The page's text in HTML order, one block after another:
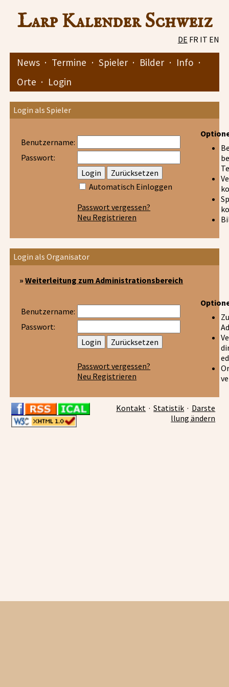
Larp Kalender Schweiz
DE FR IT EN
News · Termine · Spieler · Bilder · Info ·
Orte · Login
Login als Spieler
Benutzername:
Passwort:
Automatisch Einloggen
Passwort vergessen?
Neu Registrieren
Login als Organisator
»Weiterleitung zum Administrationsbereich
Benutzername:
Passwort:
Passwort vergessen?
Neu Registrieren
Kontakt ·Statistik · Darste
llung ändern